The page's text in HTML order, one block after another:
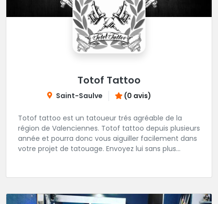
Totof Tattoo
Saint-Saulve (0 avis)
Totof tattoo est un tatoueur trés agréable de la
région de Valenciennes. Totof tattoo depuis plusieurs
année et pourra donc vous aiguiller facilement dans
votre projet de tatouage. Envoyez lui sans plus